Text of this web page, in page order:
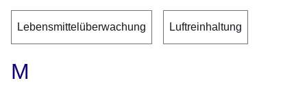
Lebensmittelüberwachung Luftreinhaltung
M